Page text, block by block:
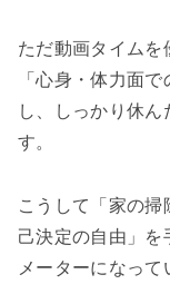
ただ動画タイムを
「心身・体力面
し、しっかり休ん
す。
こうして「家の掃
己決定の自由」を
メーターになって